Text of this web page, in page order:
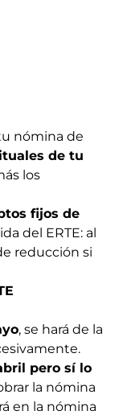
nómina de
de tu
los
fijos de
del ERTE: al
reducción si
, se hará de la
pero sí lo
la nómina
en la nómina